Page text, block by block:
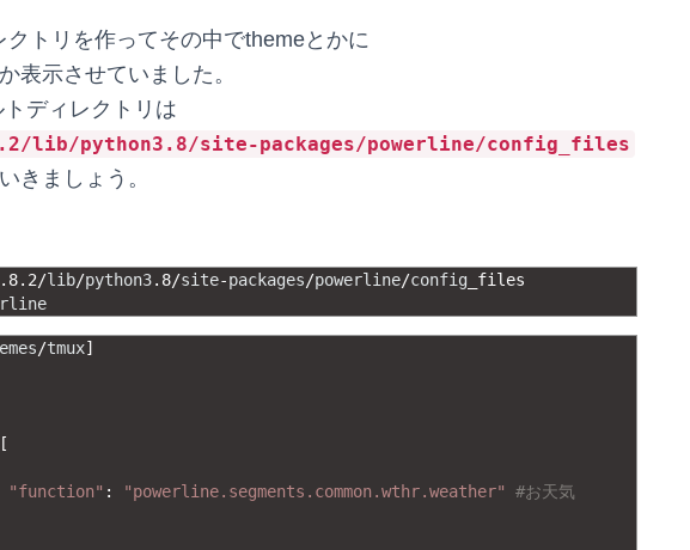
トリを作ってその中でthemeとかに
表示させていました。
ディレクトリは
lib/python3.8/site-packages/powerline/config_files
きましょう。
/lib/python3. 8/site-packages/powerline/config
files
/tmux]
[
"function" : "powerline.segments.common.wthr.weather"
#お天気